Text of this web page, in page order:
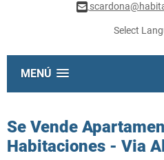
Select
MENÚ
Se Vende
Habitaciones - Via